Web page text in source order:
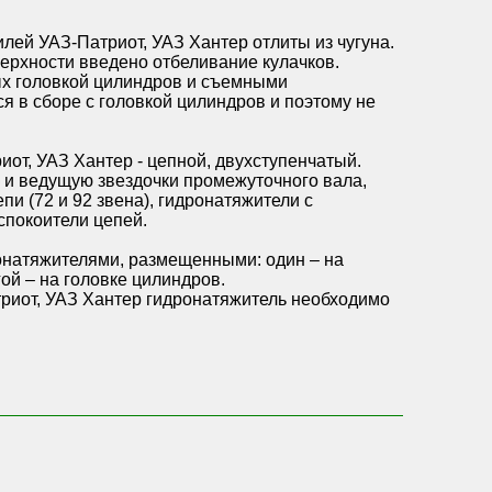
УАЗ-Патриот, УАЗ Хантер отлиты из чугуна.
введено отбеливание кулачков.
головкой цилиндров и съемными
сборе с головкой цилиндров и поэтому не
УАЗ Хантер - цепной, двухступенчатый.
ведущую звездочки промежуточного вала,
(72 и 92 звена), гидронатяжители с
цепей.
размещенными: один – на
– на головке цилиндров.
УАЗ Хантер гидронатяжитель необходимо